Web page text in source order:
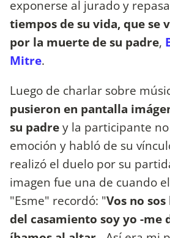
exponerse al jurado y
tiempos de su vida, que se
por la muerte de su padre,
Mitre.
Luego de charlar sobre
pusieron en pantalla
su padrey la participante
emoción y habló de su
realizó el duelo por su
imagen fue una de cuando
"Esme" recordó: "Vos no
del casamiento soy yo -me